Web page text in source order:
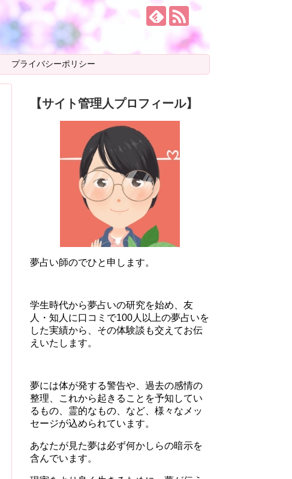
プライバシーポリシー
【サイト管理人プロフィール】
夢占い師のでひと申します。
学生時代から夢占いの研究を始め、友
人・知人に口コミで100人以上の夢占いを
した実績から、その体験談も交えてお伝
えいたします。
夢には体が発する警告や、過去の感情の
整理、これから起きることを予知してい
るもの、霊的なもの、など、様々なメッ
セージが込められています。
あなたが見た夢は必ず何かしらの暗示を
含んでいます。